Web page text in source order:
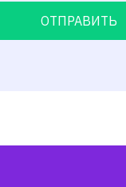
ОТПРАВИТЬ